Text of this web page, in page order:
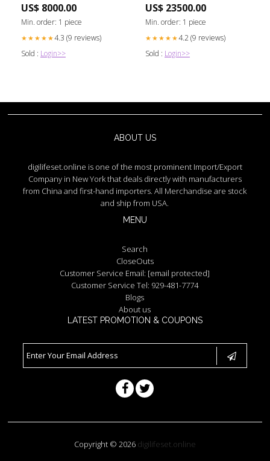
US$ 8000.00
Min. order: 1 piece
★★★★★4.3 (9 reviews)
Sold : Login>>
US$ 23500.00
Min. order: 1 piece
★★★★★4.2 (9 reviews)
Sold : Login>>
ABOUT US
digilifeset.online is one of the most prominent Import/Export
Company in New York that deals directly with manufacturers
from China and first-hand importers. All Merchandise are stock
and ship from USA.
MENU
Search
CloseOuts
Customer Service Email: [email protected]
Customer Service Tel: 929-481-7774
Blogs
About us
LATEST PROMOTION & COUPONS
Copyright © 2026 digilifeset.online